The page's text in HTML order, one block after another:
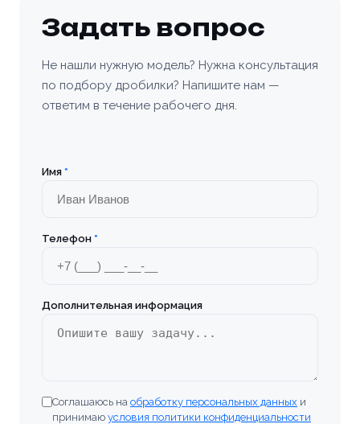
Задать вопрос
Не нашли нужную модель? Нужна консультация
по подбору дробилки? Напишите нам —
ответим в течение рабочего дня.
Имя *
Телефон *
Дополнительная информация
Соглашаюсь на обработку персональных данных и
принимаю условия политики конфиденциальности